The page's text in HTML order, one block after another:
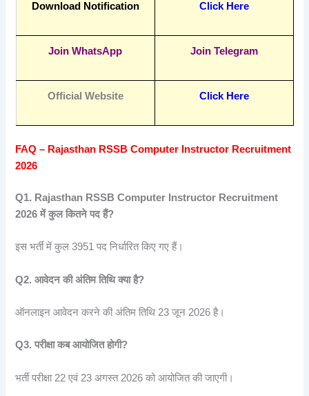
Download Notification Click Here
Join WhatsApp Join Telegram
Official Website Click Here
FAQ – Rajasthan RSSB Computer Instructor Recruitment
2026
Q1. Rajasthan RSSB Computer Instructor Recruitment
2026मेंकुलकितनेपदहैं?
इस भर्ती में कुल 3951 पद निर्धारित किए गए हैं।
Q2.आवेदनकीअंतिमतिथिक्याहै?
ऑनलाइन आवेदन करने की अंतिम तिथि 23 जून 2026 है।
Q3.परीक्षाकबआयोजितहोगी?
भर्ती परीक्षा 22 एवं 23 अगस्त 2026 को आयोजित की जाएगी।